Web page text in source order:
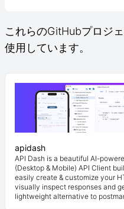
これらのGitHubプロジ
使用しています。
apidash
API Dash is a beautiful AI-
(Desktop & Mobile) API Client
easily create & customize your
visually inspect responses and
lightweight alternative to